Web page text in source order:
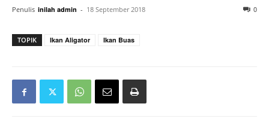
Penulis inilah admin - 18 September 2018 0
TOPIK Ikan Aligator Ikan Buas